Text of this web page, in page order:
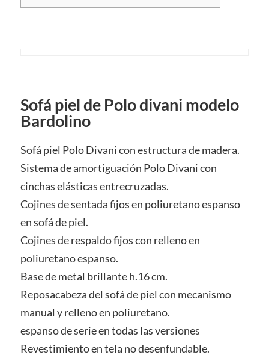
Sofá piel de Polo divani modelo
Bardolino
Sofá piel Polo Divani con estructura de madera.
Sistema de amortiguación Polo Divani con
cinchas elásticas entrecruzadas.
Cojines de sentada fijos en poliuretano espanso
en sofá de piel.
Cojines de respaldo fijos con relleno en
poliuretano espanso.
Base de metal brillante h.16 cm.
Reposacabeza del sofá de piel con mecanismo
manual y relleno en poliuretano.
espanso de serie en todas las versiones
Revestimiento en tela no desenfundable.